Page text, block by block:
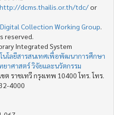
http://dcms.thailis.or.th/tdc/or
Digital Collection Working Group.
reserved.
Integrated System
นโลยีสารสนเทศเพื่อพัฒนาการศึกษา
าศาสตร์ วิจัยและนวัตกรรม
ราชเทวี กรุงเทพ 10400 โทร. โทร.
4000